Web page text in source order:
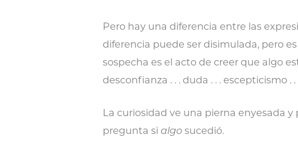
Pero hay una diferencia entre las
diferencia puede ser disimulada, pero
sospecha es el acto de creer que algo
desconfianza . . . duda . . . escepticismo
La curiosidad ve una pierna enyesada y
pregunta si algo sucedió.